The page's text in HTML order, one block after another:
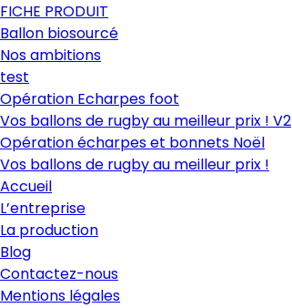
FICHE PRODUIT
Ballon biosourcé
Nos ambitions
test
Opération Echarpes foot
Vos ballons de rugby au meilleur prix ! V2
Opération écharpes et bonnets Noël
Vos ballons de rugby au meilleur prix !
Accueil
L’entreprise
La production
Blog
Contactez-nous
Mentions légales